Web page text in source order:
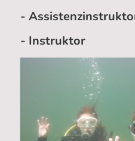
-
- Instruktor